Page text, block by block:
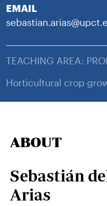
EMAIL
TEACHING AREA:
Horticultural crop
ABOUT
Sebastián
Arias